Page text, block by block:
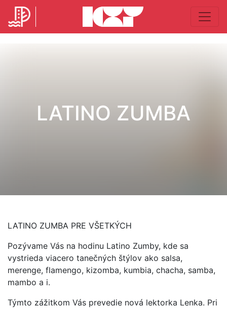
LATINO ZUMBA
LATINO ZUMBA PRE VŠETKÝCH
Pozývame Vás na hodinu Latino Zumby, kde sa
vystrieda viacero tanečných štýlov ako salsa,
merenge, flamengo, kizomba, kumbia, chacha, samba,
mambo a i.
Týmto zážitkom Vás prevedie nová lektorka Lenka. Pri